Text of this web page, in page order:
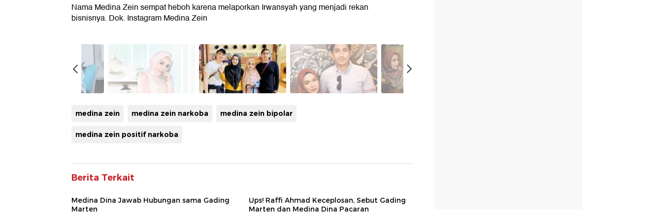
Nama Medina Zein sempat heboh karena melaporkan Irwansyah yang menjadi rekan
bisnisnya. Dok. Instagram Medina Zein
medina zein medina zein narkoba medina zein bipolar
medina zein positif narkoba
Berita Terkait
Medina Dina Jawab Hubungan sama Gading
Marten
Ups! Raffi Ahmad Keceplosan, Sebut Gading
Marten dan Medina Dina Pacaran